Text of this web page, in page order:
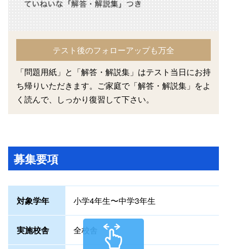
テスト後のフォローアップも万全
「問題用紙」と「解答・解説集」はテスト当日にお持
ち帰りいただきます。ご家庭で「解答・解説集」をよ
く読んで、しっかり復習して下さい。
募集要項
対象学年 小学4年生〜中学3年生
実施校舎 全校舎